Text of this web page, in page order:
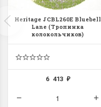
Heritage JCBL260E Bluebell
Lane (Тропинка
колокольчиков)
6 413 ₽